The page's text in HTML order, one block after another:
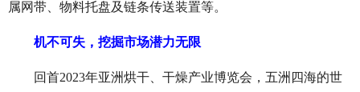
属网带、物料托盘及链条传送装置等。
机不可失，挖掘市场潜力无限
回首2023年亚洲烘干、干燥产业博览会，五洲四海的世